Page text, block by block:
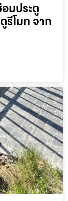
มประตู
รีโมท จาก